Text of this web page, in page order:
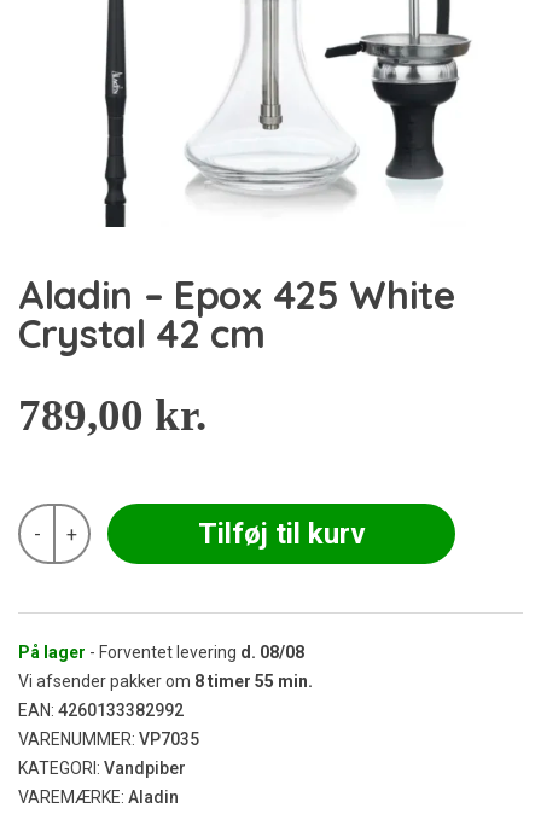
Aladin – Epox 425 White
Crystal 42 cm
789,00 kr.
-
Aladin
Epox
42
cm
antal
+ Tilføj til kurv
På lager - Forventet levering d. 08/08
Vi afsender pakker om 8timer 55 min.
EAN: 4260133382992
VARENUMMER: VP7035
KATEGORI: Vandpiber
VAREMÆRKE: Aladin